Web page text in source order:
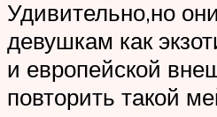
Удивительно,но
девушкам как
и европейской
повторить такой